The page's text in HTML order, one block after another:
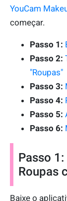
YouCam
começar.
Passo 1:
Passo 2:
"Roupas"
Passo 3:
Passo 4:
Passo 5:
Passo 6:
Passo
Roupas
Baixe o